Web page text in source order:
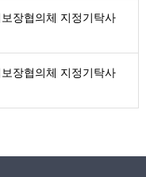
장협의체 지정기탁사
장협의체 지정기탁사